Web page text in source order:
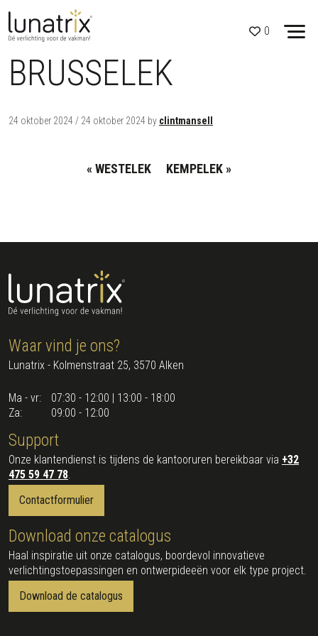
0
BRUSSELEK
24 oktober 2024 / 24 oktober 2024 by clintmansell
WESTELEK KEMPELEK
Open side menu
Waar vind je ons?
Lunatrix - Kolmenstraat 25, 3570 Alken
Ma - vr:
07:30 - 12:00 | 13:00 - 18:00
Za:
09:00 - 12:00
Support
Onze klantendienst is tijdens de kantooruren bereikbaar via +32
475 59 47 78.
Contactformulier
Download onze catalogus
Haal inspiratie uit onze catalogus, boordevol innovatieve
verlichtingstoepassingen en ontwerpideeën voor elk type project.
Download de catalogus